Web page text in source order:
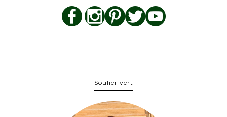
Soulier vert